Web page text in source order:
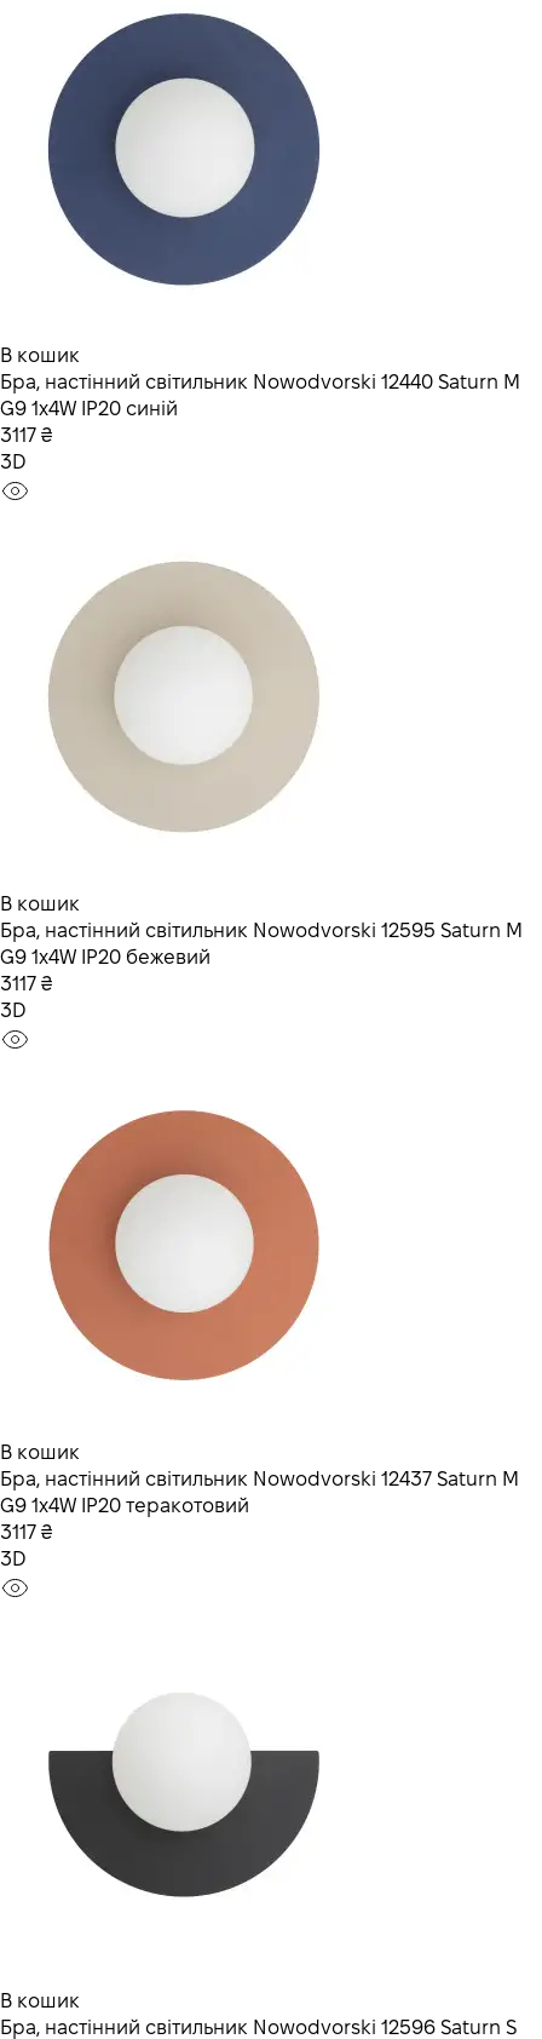
В кошик
Бра, настінний світильник Nowodvorski 12440 Saturn M
G9 1x4W IP20 синій
3117 ₴
3D
В кошик
Бра, настінний світильник Nowodvorski 12595 Saturn M
G9 1x4W IP20 бежевий
3117 ₴
3D
В кошик
Бра, настінний світильник Nowodvorski 12437 Saturn M
G9 1x4W IP20 теракотовий
3117 ₴
3D
В кошик
Бра, настінний світильник Nowodvorski 12596 Saturn S